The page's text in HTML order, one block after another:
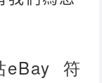
eBay 符